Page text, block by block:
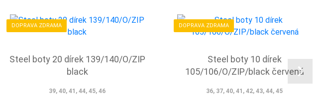
DOPRAVA ZDRAMA
Steel boty 20 dírek 139/140/O/ZIP
black
39, 40, 41, 44, 45, 46
DOPRAVA ZDRAMA
Steel boty 10 dírek
105/106/O/ZIP/black červená
36, 37, 40, 41, 42, 43, 44, 45